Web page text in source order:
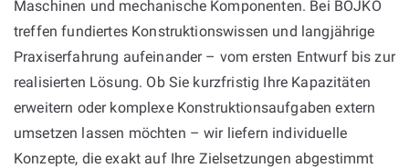
Maschinen und mechanische Komponenten. Bei BOJKO
treffen fundiertes Konstruktionswissen und langjährige
Praxiserfahrung aufeinander – vom ersten Entwurf bis zur
realisierten Lösung. Ob Sie kurzfristig Ihre Kapazitäten
erweitern oder komplexe Konstruktionsaufgaben extern
umsetzen lassen möchten – wir liefern individuelle
Konzepte, die exakt auf Ihre Zielsetzungen abgestimmt